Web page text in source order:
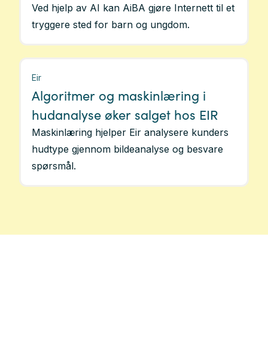
Ved hjelp av AI kan AiBA gjøre Internett til et
tryggere sted for barn og ungdom.
Eir
Algoritmer og maskinlæring i
hudanalyse øker salget hos EIR
Maskinlæring hjelper Eir analysere kunders
hudtype gjennom bildeanalyse og besvare
spørsmål.